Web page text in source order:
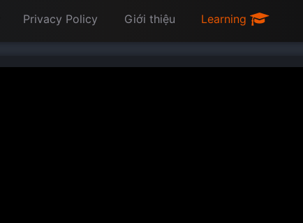
Privacy Policy Giới thiệu Learning